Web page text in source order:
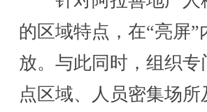
的区域特点，在“亮屏
放。与此同时，组织
点区域、人员密集场